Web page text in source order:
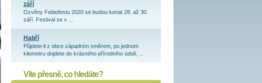
září
Ozvěny Febiofestu 2020 se budou konat 28. až 30.
září. Festival se v ...
Habří
Půjdete-li z obce západním směrem, po jednom
kilometru dojdete do krásného přírodního údolí, ...
Víte přesně, co hledáte?